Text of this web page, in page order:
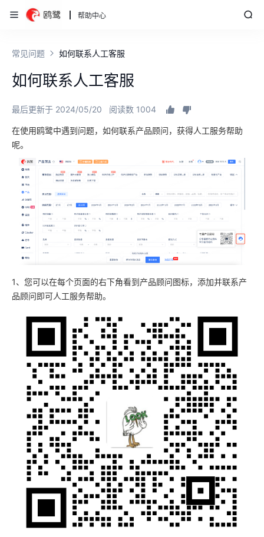
帮助中心
常见问题 如何联系人工客服
如何联系人工客服
最后更新于 2024/05/20 阅读数 1004
在使用鸥鹭中遇到问题，如何联系产品顾问，获得人工服务帮助
呢。
1、您可以在每个页面的右下角看到产品顾问图标，添加并联系产
品顾问即可人工服务帮助。